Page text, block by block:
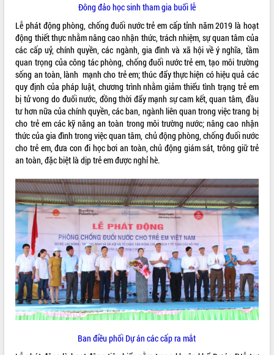
Khám bệnh, cấp phát thuốc miễn phí
và tặng quà người dân xã Cư Pui
Hội nghị UBND tỉnh Đắk Lắk thường kỳ
Lễ truy tặng danh hiệu “Bà Mẹ Việt
Đông đảo học sinh tham gia buổi lễ
Lễ phát động phòng, chống đuối nước trẻ em cấp tỉnh năm 2019 là hoạt
động thiết thực nhằm nâng cao nhận thức, trách nhiệm, sự quan tâm của
các cấp uỷ, chính quyền, các ngành, gia đình và xã hội về ý nghĩa, tầm
quan trọng của công tác phòng, chống đuối nước trẻ em, tạo môi trường
sống an toàn, lành mạnh cho trẻ em; thúc đẩy thực hiện có hiệu quả các
quy định của pháp luật, chương trình nhằm giảm thiểu tình trạng trẻ em
bị tử vong do đuối nước, đồng thời đẩy mạnh sự cam kết, quan tâm, đầu
tư hơn nữa của chính quyền, các ban, ngành liên quan trong việc trang bị
cho trẻ em các kỹ năng an toàn trong môi trường nước; nâng cao nhận
thức của gia đình trong việc quan tâm, chủ động phòng, chống đuối nước
cho trẻ em, đưa con đi học bơi an toàn, chủ động giám sát, trông giữ trẻ
an toàn, đặc biệt là dịp trẻ em được nghỉ hè.
Ban điều phối Dự án các cấp ra mắt